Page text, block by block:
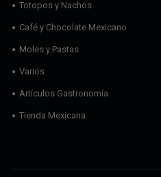
Totopos y Nachos
Café y Chocolate Mexicano
Moles y Pastas
Varios
Artículos Gastronomía
Tienda Mexicana